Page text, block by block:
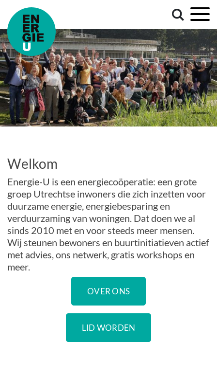
Welkom
Energie-U is een energiecoöperatie: een grote
groep Utrechtse inwoners die zich inzetten voor
duurzame energie, energiebesparing en
verduurzaming van woningen. Dat doen we al
sinds 2010 met en voor steeds meer mensen.
Wij steunen bewoners en buurtinitiatieven actief
met advies, ons netwerk, gratis workshops en
meer.
OVER ONS
LID WORDEN